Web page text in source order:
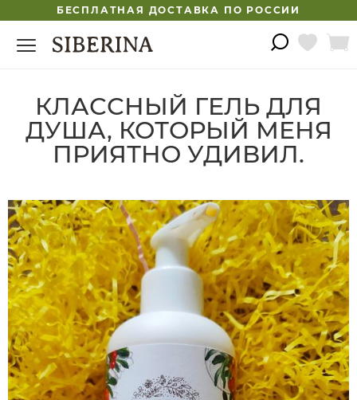
БЕСПЛАТНАЯ ДОСТАВКА ПО РОССИИ
КЛАССНЫЙ ГЕЛЬ ДЛЯ
ДУША, КОТОРЫЙ МЕНЯ
ПРИЯТНО УДИВИЛ.